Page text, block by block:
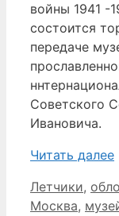
войны 1941 -
состоится
передаче
Советского
Ивановича.
Читать далее
Рубрики
Летчики,
Москва,